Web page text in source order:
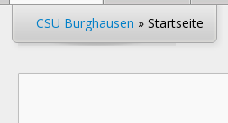
CSU Burghausen » Startseite